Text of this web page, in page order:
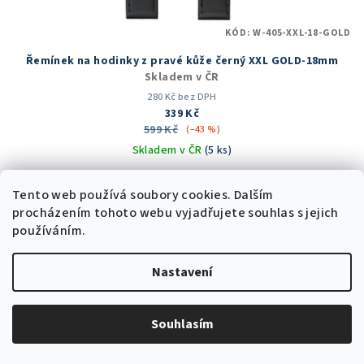
Tento web používá soubory cookies. Dalším
procházením tohoto webu vyjadřujete souhlas s jejich
používáním.
Nastavení
Souhlasím
Řemínek na hodinky z pravé kůže černý XXL GOLD-18mm
Skladem v ČR
280 Kč bez DPH
339 Kč
599 Kč (–43 %)
Skladem v ČR (5 ks)
hodnocení
produktu
z
5
hvězdiček.
Do košíku
KÓD:W-405-XXL-18-GOLD